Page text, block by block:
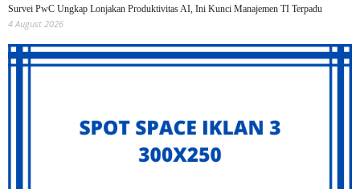
Survei PwC Ungkap Lonjakan Produktivitas AI, Ini Kunci Manajemen TI Terpadu
4 August 2026